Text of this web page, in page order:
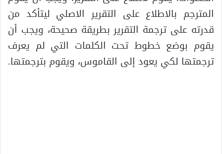
المترجم بالاطلاع على التقرير الاصلي ليتأكد من
قدرته على ترجمة التقرير بطريقة صحيحة، ويجب أن
يقوم بوضع خطوط تحت الكلمات التي لم يعرف
ترجمتها لكي يعود إلى القاموس، ويقوم بترجمتها.